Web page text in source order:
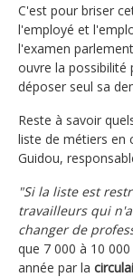
C'est pour briser
l'employé et
l'examen
ouvre la possibilité
déposer seul sa
Reste à savoir
liste de métiers en
Guidou,
"Si la liste est
travailleurs qui
changer de
que 7 000 à 10
année par la